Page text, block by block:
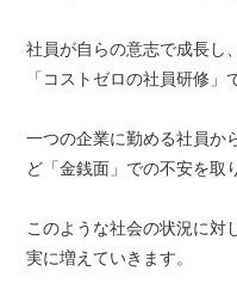
社員が自らの意志で成長
「コストゼロの社員研修」
一つの企業に勤める社員か
ど「金銭面」での不安を取
このような社会の状況に対
実に増えていきます。